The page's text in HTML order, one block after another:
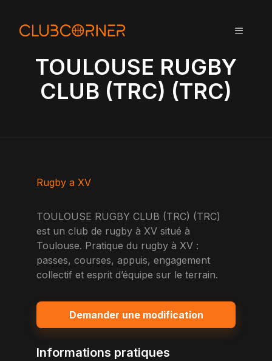
MENU
TOULOUSE RUGBY
CLUB (TRC) (TRC)
Rugby a XV
TOULOUSE RUGBY CLUB (TRC) (TRC)
est un club de rugby à XV situé à
Toulouse. Pratique du rugby à XV :
passes, courses, appuis, engagement
collectif et esprit d’équipe sur le terrain.
Demander une modification
Informations pratiques